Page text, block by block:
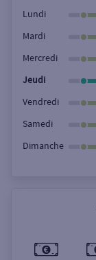
Lundi
Mardi
Mercredi
Jeudi
Vendredi
Samedi
Dimanche